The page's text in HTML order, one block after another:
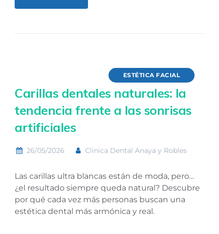
ESTÉTICA FACIAL
Carillas dentales naturales: la
tendencia frente a las sonrisas
artificiales
26/05/2026 Clinica Dental Anaya y Robles
Las carillas ultra blancas están de moda, pero…
¿el resultado siempre queda natural? Descubre
por qué cada vez más personas buscan una
estética dental más armónica y real.